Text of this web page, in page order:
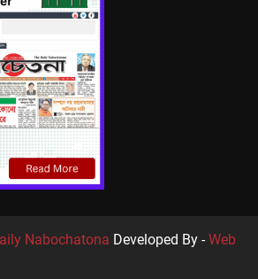
Nabochatona Developed By -Web